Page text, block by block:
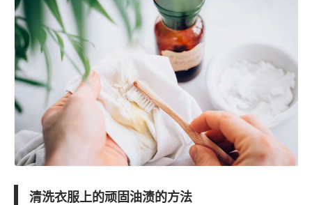
清洗衣服上的顽固油渍的方法